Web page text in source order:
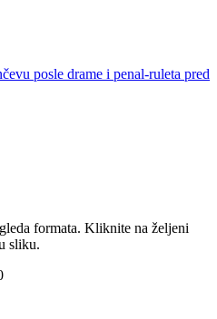
posle drame i penal-ruleta pred
formata. Kliknite na željeni
sliku.